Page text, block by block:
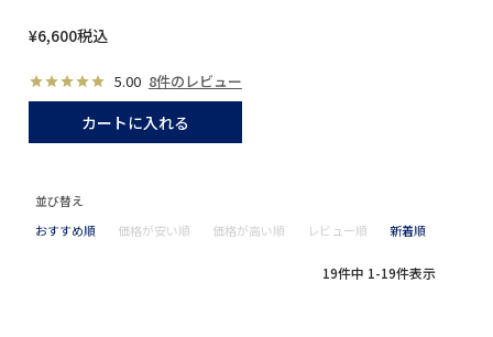
¥6,600税込
5.00 8件のレビュー
カートに入れる
並び替え
おすすめ順
価格が安い順 価格が高い順 レビュー順 新着順
19件中 1-19件表示